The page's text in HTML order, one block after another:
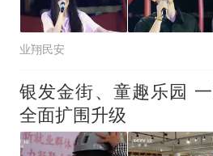
业翔民安
银发金街、童趣乐园
全面扩围升级